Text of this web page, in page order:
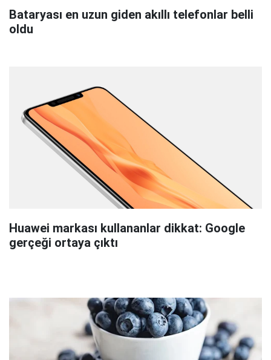
Bataryası en uzun giden akıllı telefonlar belli
oldu
Huawei markası kullananlar dikkat: Google
gerçeği ortaya çıktı